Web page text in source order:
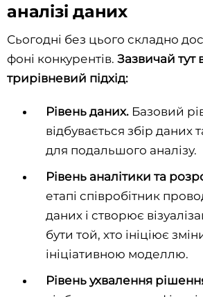
аналізі даних
Сьогодні без цього складно
фоні конкурентів. Зазвичай тут
трирівневий підхід:
Рівень даних. Базовий
відбувається збір даних
для подальшого аналізу.
Рівень аналітики та
етапі співробітник
даних і створює
бути той, хто ініціює
ініціативною моделлю.
Рівень ухвалення